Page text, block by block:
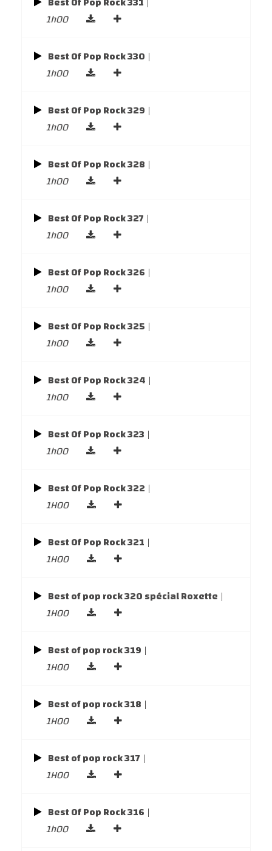
1h00
Best Of Pop Rock 330 |
1h00
Best Of Pop Rock 329 |
1h00
Best Of Pop Rock 328 |
1h00
Best Of Pop Rock 327 |
1h00
Best Of Pop Rock 326 |
1h00
Best Of Pop Rock 325 |
1h00
Best Of Pop Rock 324 |
1h00
Best Of Pop Rock 323 |
1h00
Best Of Pop Rock 322 |
1H00
Best Of Pop Rock 321 |
1H00
Best of pop rock 320 spécial Roxette |
1H00
Best of pop rock 319 |
1H00
Best of pop rock 318 |
1H00
Best of pop rock 317 |
1H00
Best Of Pop Rock 316 |
1h00